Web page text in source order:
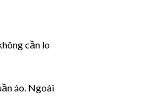
cần lo
áo. Ngoài